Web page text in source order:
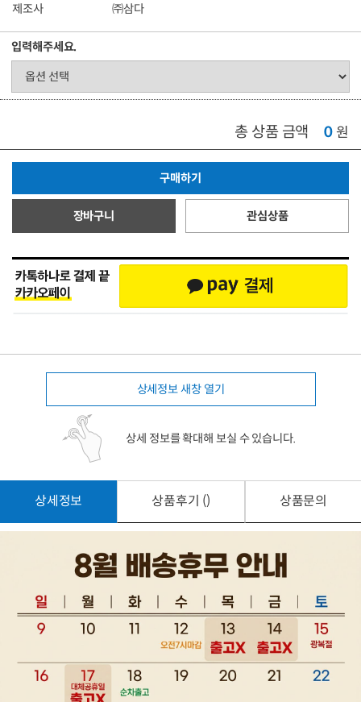
제조사
㈜삼다
입력해주세요.
총 상품 금액 0 원
구매하기
장바구니 관심상품
상세정보 새창 열기
상세 정보를 확대해 보실 수 있습니다.
상세정보 상품후기 () 상품문의